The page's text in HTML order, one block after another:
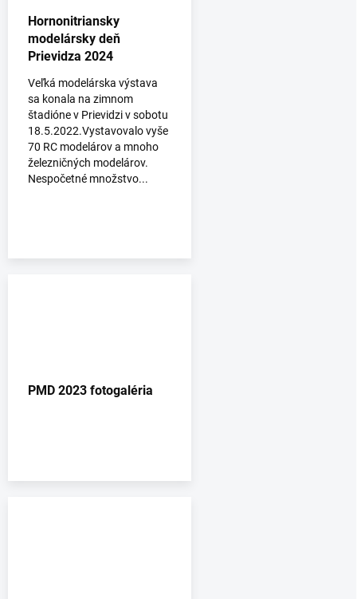
Hornonitriansky
modelársky deň
Prievidza 2024
Veľká modelárska výstava
sa konala na zimnom
štadióne v Prievidzi v sobotu
18.5.2022.Vystavovalo vyše
70 RC modelárov a mnoho
železničných modelárov.
Nespočetné množstvo...
PMD 2023 fotogaléria